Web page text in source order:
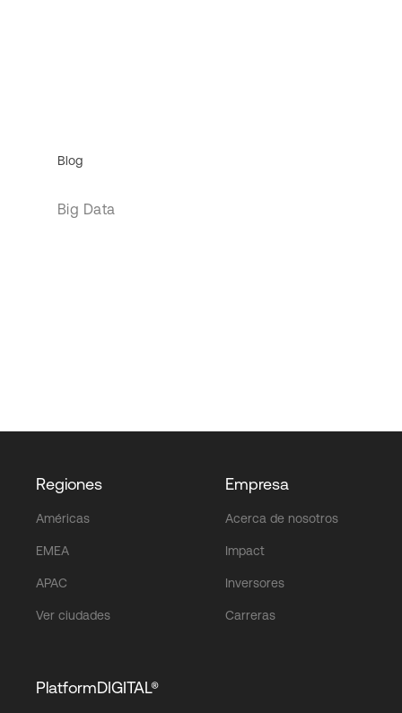
Blog
Big Data
Regiones
Américas
EMEA
APAC
Ver ciudades
Empresa
Acerca de nosotros
Impact
Inversores
Carreras
PlatformDIGITAL®